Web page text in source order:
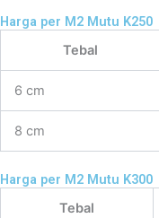
Harga per M2 Mutu K250
Tebal
6 cm
8 cm
Harga per M2 Mutu K300
Tebal